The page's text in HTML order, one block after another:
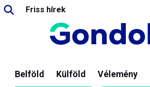
Friss hírek
Belföld Külföld Vélemény